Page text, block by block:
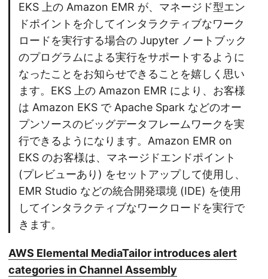
EKS 上の Amazon EMR が、マネージド型エン
ドポイントを介してインタラクティブなワーク
ロードを実行する場合の Jupyter ノートブック
のプログラムによる実行をサポートするように
なったことをお知らせできることを嬉しく思い
ます。EKS 上の Amazon EMR により、お客様
は Amazon EKS で Apache Spark などのオー
プンソースのビッグデータフレームワークを実
行できるようになります。Amazon EMR on
EKS のお客様は、マネージドエンドポイント
(プレビューあり) をセットアップして使用し、
EMR Studio などの統合開発環境 (IDE) を使用
してインタラクティブなワークロードを実行で
きます。
AWS Elemental MediaTailor introduces alert
categories in Channel Assembly